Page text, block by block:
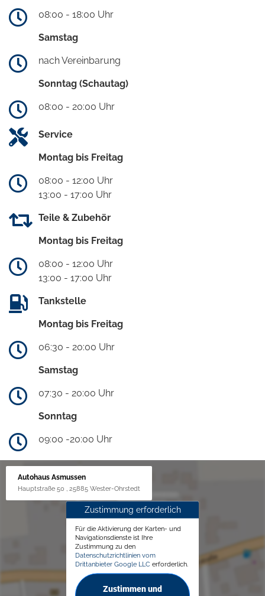
08:00 - 18:00 Uhr
Samstag
nach Vereinbarung
Sonntag (Schautag)
08:00 - 20:00 Uhr
Service
Montag bis Freitag
08:00 - 12:00 Uhr
13:00 - 17:00 Uhr
Teile & Zubehör
Montag bis Freitag
08:00 - 12:00 Uhr
13:00 - 17:00 Uhr
Tankstelle
Montag bis Freitag
06:30 - 20:00 Uhr
Samstag
07:30 - 20:00 Uhr
Sonntag
09:00 -20:00 Uhr
Autohaus Asmussen
Hauptstraße 50 , 25885 Wester-Ohrstedt
Zustimmung erforderlich
Für die Aktivierung der Karten- und
Navigationsdienste ist Ihre
Zustimmung zu den
Datenschutzrichtlinien vom
Drittanbieter Google LLC erforderlich.
Zustimmen und